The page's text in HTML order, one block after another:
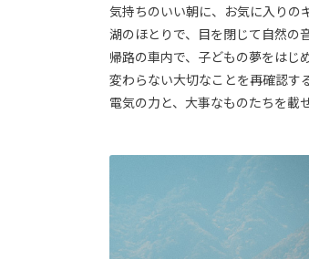
気持ちのいい朝に、お気に入りの
湖のほとりで、目を閉じて自然の
帰路の車内で、子どもの夢をはじ
変わらない大切なことを再確認す
電気の力と、大事なものたちを載